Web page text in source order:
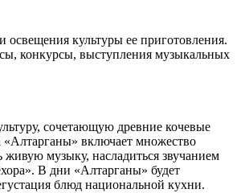
культуры ее приготовления.
конкурсы, выступления музыкальных
сочетающую древние кочевые
включает множество
живую музыку, насладиться звучанием
В дни «Алтарганы» будет
блюд национальной кухни.